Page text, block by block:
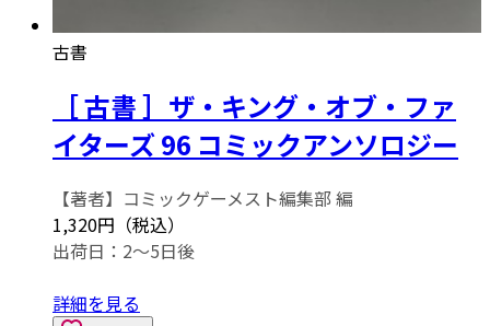
古書
［ 古書 ］ザ・キング・オブ・ファ
イターズ 96 コミックアンソロジー
【著者】コミックゲーメスト編集部 編
1,320円（税込）
出荷日：2～5日後
詳細を見る